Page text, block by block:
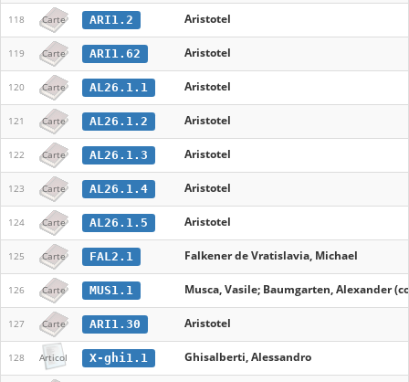
118 Carte ARI1.2 Aristotel
119 Carte ARI1.62 Aristotel
120 Carte AL26.1.1 Aristotel
121 Carte AL26.1.2 Aristotel
122 Carte AL26.1.3 Aristotel
123 Carte AL26.1.4 Aristotel
124 Carte AL26.1.5 Aristotel
125 Carte FAL2.1 Falkener de Vratislavia, Michael
126 Carte MUS1.1 Musca, Vasile; Baumgarten, Alexander
127 Carte ARI1.30 Aristotel
128 Articol X-ghi1.1 Ghisalberti, Alessandro